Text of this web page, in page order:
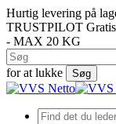
Spring
til
hovedindhold
Hurtig levering på
TRUSTPILOT
- MAX 20 KG
for at lukke
Søg
Luk